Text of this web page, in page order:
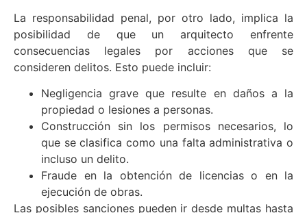
La responsabilidad penal, por otro lado, implica la
posibilidad de que un arquitecto enfrente
consecuencias legales por acciones que se
consideren delitos. Esto puede incluir:
Negligencia grave que resulte en daños a la
propiedad o lesiones a personas.
Construcción sin los permisos necesarios, lo
que se clasifica como una falta administrativa o
incluso un delito.
Fraude en la obtención de licencias o en la
ejecución de obras.
Las posibles sanciones pueden ir desde multas hasta